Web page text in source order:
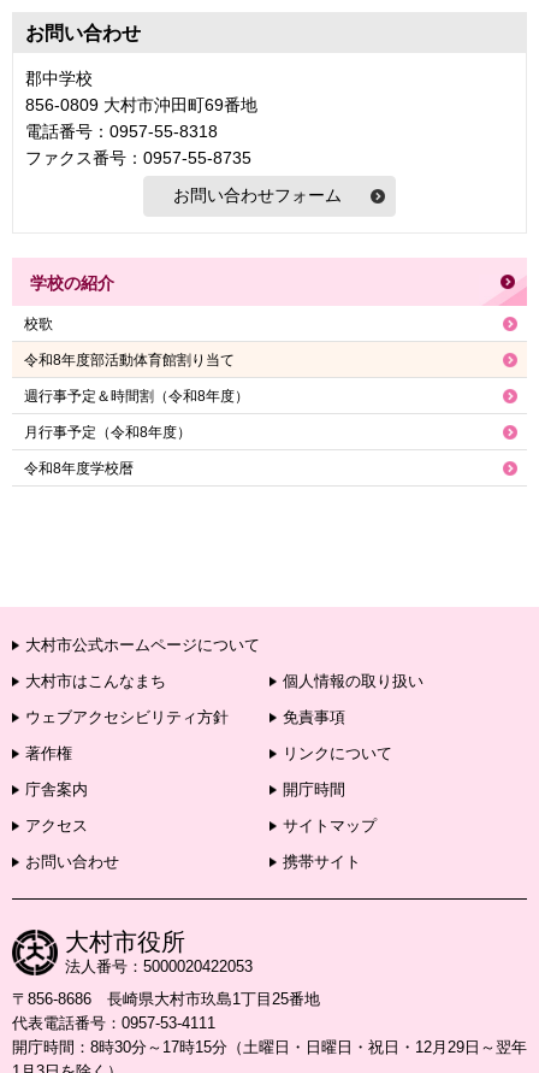
お問い合わせ
郡中学校
856-0809 大村市沖田町69番地
電話番号：0957-55-8318
ファクス番号：0957-55-8735
学校の紹介
校歌
令和8年度部活動体育館割り当て
週行事予定＆時間割（令和8年度）
月行事予定（令和8年度）
令和8年度学校暦
大村市公式ホームページについて
大村市はこんなまち
個人情報の取り扱い
ウェブアクセシビリティ方針
免責事項
著作権
リンクについて
庁舎案内
開庁時間
アクセス
サイトマップ
お問い合わせ
携帯サイト
大村市役所
法人番号：5000020422053
〒856-8686 長崎県大村市玖島1丁目25番地
代表電話番号：0957-53-4111
開庁時間：8時30分～17時15分（土曜日・日曜日・祝日・12月29日～翌年